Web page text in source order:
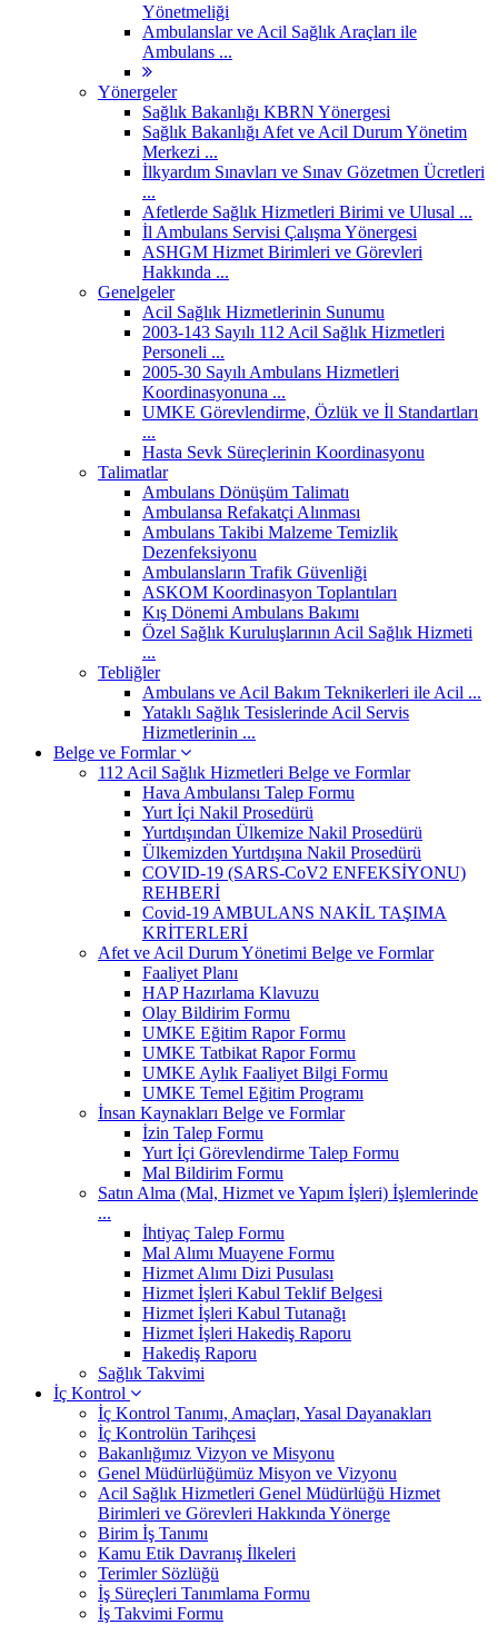
Yönetmeliği
Ambulanslar ve Acil Sağlık Araçları ile
Ambulans ...
Yönergeler
Sağlık Bakanlığı KBRN Yönergesi
Sağlık Bakanlığı Afet ve Acil Durum Yönetim
Merkezi ...
İlkyardım Sınavları ve Sınav Gözetmen Ücretleri
...
Afetlerde Sağlık Hizmetleri Birimi ve Ulusal ...
İl Ambulans Servisi Çalışma Yönergesi
ASHGM Hizmet Birimleri ve Görevleri
Hakkında ...
Genelgeler
Acil Sağlık Hizmetlerinin Sunumu
2003-143 Sayılı 112 Acil Sağlık Hizmetleri
Personeli ...
2005-30 Sayılı Ambulans Hizmetleri
Koordinasyonuna ...
UMKE Görevlendirme, Özlük ve İl Standartları
...
Hasta Sevk Süreçlerinin Koordinasyonu
Talimatlar
Ambulans Dönüşüm Talimatı
Ambulansa Refakatçi Alınması
Ambulans Takibi Malzeme Temizlik
Dezenfeksiyonu
Ambulansların Trafik Güvenliği
ASKOM Koordinasyon Toplantıları
Kış Dönemi Ambulans Bakımı
Özel Sağlık Kuruluşlarının Acil Sağlık Hizmeti
...
Tebliğler
Ambulans ve Acil Bakım Teknikerleri ile Acil ...
Yataklı Sağlık Tesislerinde Acil Servis
Hizmetlerinin ...
Belge ve Formlar
112 Acil Sağlık Hizmetleri Belge ve Formlar
Hava Ambulansı Talep Formu
Yurt İçi Nakil Prosedürü
Yurtdışından Ülkemize Nakil Prosedürü
Ülkemizden Yurtdışına Nakil Prosedürü
COVID-19 (SARS-CoV2 ENFEKSİYONU)
REHBERİ
Covid-19 AMBULANS NAKİL TAŞIMA
KRİTERLERİ
Afet ve Acil Durum Yönetimi Belge ve Formlar
Faaliyet Planı
HAP Hazırlama Klavuzu
Olay Bildirim Formu
UMKE Eğitim Rapor Formu
UMKE Tatbikat Rapor Formu
UMKE Aylık Faaliyet Bilgi Formu
UMKE Temel Eğitim Programı
İnsan Kaynakları Belge ve Formlar
İzin Talep Formu
Yurt İçi Görevlendirme Talep Formu
Mal Bildirim Formu
Satın Alma (Mal, Hizmet ve Yapım İşleri) İşlemlerinde
...
İhtiyaç Talep Formu
Mal Alımı Muayene Formu
Hizmet Alımı Dizi Pusulası
Hizmet İşleri Kabul Teklif Belgesi
Hizmet İşleri Kabul Tutanağı
Hizmet İşleri Hakediş Raporu
Hakediş Raporu
Sağlık Takvimi
İç Kontrol
İç Kontrol Tanımı, Amaçları, Yasal Dayanakları
İç Kontrolün Tarihçesi
Bakanlığımız Vizyon ve Misyonu
Genel Müdürlüğümüz Misyon ve Vizyonu
Acil Sağlık Hizmetleri Genel Müdürlüğü Hizmet
Birimleri ve Görevleri Hakkında Yönerge
Birim İş Tanımı
Kamu Etik Davranış İlkeleri
Terimler Sözlüğü
İş Süreçleri Tanımlama Formu
İş Takvimi Formu